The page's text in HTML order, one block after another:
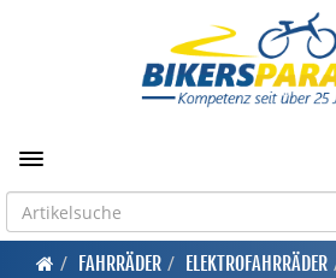
Toggle navigation
FAHRRÄDER ELEKTROFAHRRÄDER